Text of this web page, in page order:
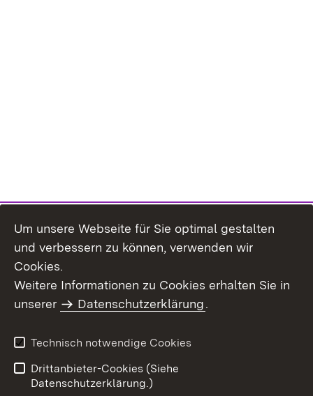
Um unsere Webseite für Sie optimal gestalten
und verbessern zu können, verwenden wir
Cookies.
Weitere Informationen zu Cookies erhalten Sie in
unserer
Datenschutzerklärung.
Technisch notwendige Cookies
Drittanbieter-Cookies (Siehe
Datenschutzerklärung.)